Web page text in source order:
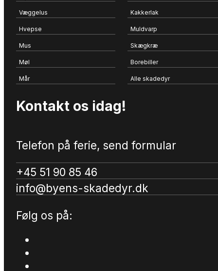
Væggelus Kakkerlak
Hvepse Muldvarp
Mus Skægkræ
Møl Borebiller
Mår Alle skadedyr
Kontakt os idag!
Telefon på ferie, send formular
+45 51 90 85 46
info@byens-skadedyr.dk
Følg os på: